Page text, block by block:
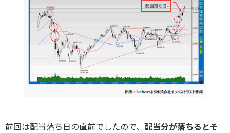
前回は配当落ち日の直前でしたので、 配当分が落ちるとそ